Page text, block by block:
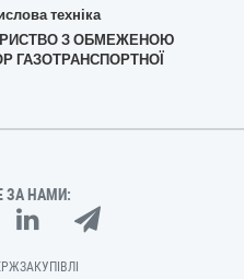
техніка
З ОБМЕЖЕНОЮ
ГАЗОТРАНСПОРТНОЇ
ЗА НАМИ: